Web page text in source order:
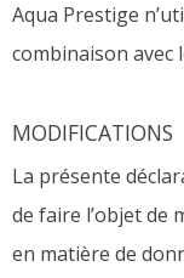
Aqua Prestige
combinaison avec
MODIFICATIONS
La présente
de faire l’objet de
en matière de